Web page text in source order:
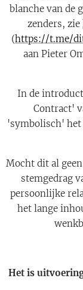
blanche van de
zenders, zie
(https://t.me/
aan Pieter
In de
Contract'
'symbolisch' het
Mocht dit al
stemgedrag
persoonlijke
het lange
Het is